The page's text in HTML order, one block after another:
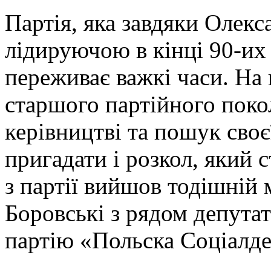
Партія, яка завдяки
лідируючою в кінці 90-
переживає важкі часи. На
старшого партійного
керівництві та пошук
пригадати і розкол, який
з партії вийшов
Боровські з рядом
партію «Польска